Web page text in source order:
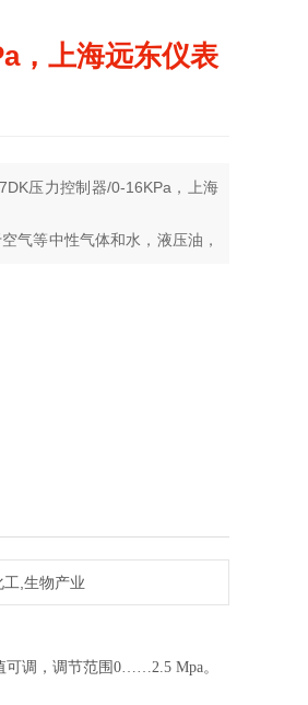
，上海远东仪表
压力控制器/0-16KPa，上海
气等中性气体和水，液压油，
工,生物产业
调，调节范围0……2.5 Mpa。